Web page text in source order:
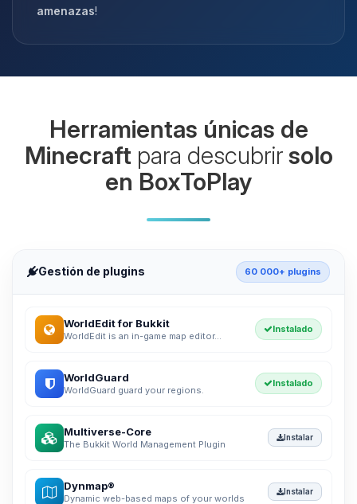
amenazas!
Herramientas únicas de
Minecraft para descubrirsolo
en BoxToPlay
Gestión de plugins 60 000+ plugins
WorldEdit for Bukkit
WorldEdit is an in-game map editor...
Instalado
WorldGuard
WorldGuard guard your regions.
Instalado
Multiverse-Core
The Bukkit World Management Plugin
Instalar
Dynmap®
Dynamic web-based maps of your worlds
Instalar